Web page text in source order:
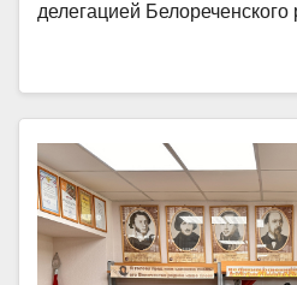
делегацией